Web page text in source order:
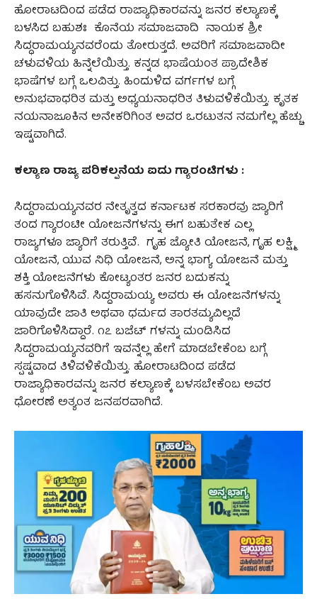
ಹೋರಾಟದಿಂದ ಪಡೆದ ರಾಜ್ಯಾಧಿಕಾರವನ್ನು ಜನರ ಕಲ್ಯಾಣಕ್ಕೆ
ಬಳಸಿದ ಬಹುಶಃ ಕೊನೆಯ ಸಮಾಜವಾದಿ ನಾಯಕ ಶ್ರೀ
ಸಿದ್ಧರಾಮಯ್ಯನವರೆಂದು ತೋರುತ್ತದೆ. ಅವರಿಗೆ ಸಮಾಜವಾದೀ
ಚಳುವಳಿಯ ಹಿನ್ನೆಲೆಯಿತ್ತು. ಕನ್ನಡ ಭಾಷೆಯಂತ ಪ್ರಾದೇಶಿಕ
ಭಾಷೆಗಳ ಬಗ್ಗೆ ಒಲವಿತ್ತು. ಹಿಂದುಳಿದ ವರ್ಗಗಳ ಬಗ್ಗೆ
ಅನುಭವಾಧರಿತ ಮತ್ತು ಅಧ್ಯಯನಾಧರಿತ ತಿಳುವಳಿಕೆಯಿತ್ತು. ಕೃತಕ
ನಯನಾಜೂಕಿನ ಅನೇಕರಿಗಿಂತ ಅವರ ಒರಟುತನ ನಮಗೆಲ್ಲ ಹೆಚ್ಚು
ಇಷ್ಟವಾಗಿದೆ.
ಕಲ್ಯಾಣ ರಾಜ್ಯ ಪರಿಕಲ್ಪನೆಯ ಐದು ಗ್ಯಾರಂಟಿಗಳು :
ಸಿದ್ದರಾಮಯ್ಯನವರ ನೇತೃತ್ವದ ಕರ್ನಾಟಕ ಸರಕಾರವು ಜ್ಯಾರಿಗೆ
ತಂದ ಗ್ಯಾರಂಟೀ ಯೋಜನೆಗಳನ್ನು ಈಗ ಬಹುತೇಕ ಎಲ್ಲ
ರಾಜ್ಯಗಳೂ ಜ್ಯಾರಿಗೆ ತರುತ್ತಿವೆ. ಗೃಹ ಜ್ಯೋತಿ ಯೋಜನೆ, ಗೃಹ ಲಕ್ಷ್ಮಿ
ಯೋಜನೆ, ಯುವ ನಿಧಿ ಯೋಜನೆ, ಅನ್ನ ಭಾಗ್ಯ ಯೋಜನೆ ಮತ್ತು
ಶಕ್ತಿ ಯೋಜನೆಗಳು ಕೋಟ್ಯಂತರ ಜನರ ಬದುಕನ್ನು
ಹಸನುಗೊಳಿಸಿವೆ. ಸಿದ್ದರಾಮಯ್ಯ ಅವರು ಈ ಯೋಜನೆಗಳನ್ನು
ಯಾವುದೇ ಜಾತಿ ಅಥವಾ ಧರ್ಮದ ತಾರತಮ್ಯವಿಲ್ಲದೆ
ಜಾರಿಗೊಳಿಸಿದ್ದಾರೆ. ೧೭ ಬಜೆಟ್ ಗಳನ್ನು ಮಂಡಿಸಿದ
ಸಿದ್ದರಾಮಯ್ಯನವರಿಗೆ ಇವನ್ನೆಲ್ಲ ಹೇಗೆ ಮಾಡಬೇಕೆಂಬ ಬಗ್ಗೆ
ಸ್ಪಷ್ಟವಾದ ತಿಳಿವಳಿಕೆಯಿತ್ತು. ಹೋರಾಟದಿಂದ ಪಡೆದ
ರಾಜ್ಯಾಧಿಕಾರವನ್ನು ಜನರ ಕಲ್ಯಾಣಕ್ಕೆ ಬಳಸಬೇಕೆಂಬ ಅವರ
ಧೋರಣೆ ಅತ್ಯಂತ ಜನಪರವಾಗಿದೆ.